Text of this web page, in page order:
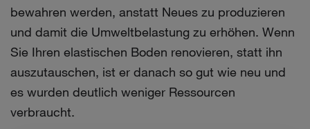
bewahren werden, anstatt Neues zu produzieren
und damit die Umweltbelastung zu erhöhen. Wenn
Sie Ihren elastischen Boden renovieren, statt ihn
auszutauschen, ist er danach so gut wie neu und
es wurden deutlich weniger Ressourcen
verbraucht.